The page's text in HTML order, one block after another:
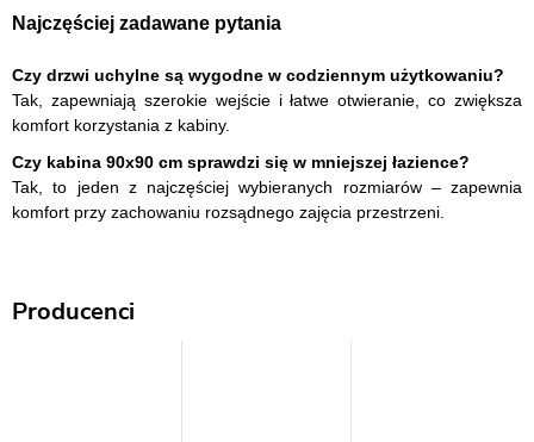
Najczęściej zadawane pytania
Czy drzwi uchylne są wygodne w codziennym użytkowaniu?
Tak, zapewniają szerokie wejście i łatwe otwieranie, co zwiększa
komfort korzystania z kabiny.
Czy kabina 90x90 cm sprawdzi się w mniejszej łazience?
Tak, to jeden z najczęściej wybieranych rozmiarów – zapewnia
komfort przy zachowaniu rozsądnego zajęcia przestrzeni.
Producenci